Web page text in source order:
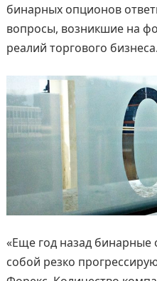
бинарных опционов
вопросы, возникшие на
реалий торгового бизнеса.
«Еще год назад бинарные
собой резко